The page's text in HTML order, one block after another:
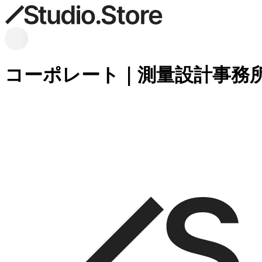
コーポレート｜測量設計事務